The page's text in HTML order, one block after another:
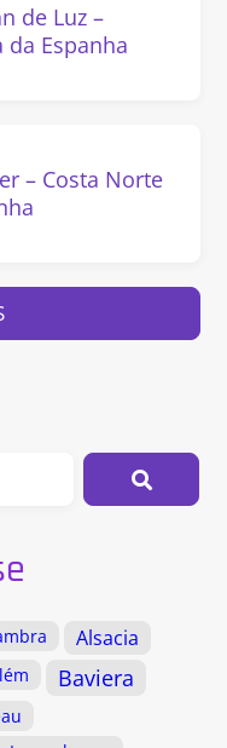
de Luz –
Espanha
– Costa Norte
Alsacia
Baviera